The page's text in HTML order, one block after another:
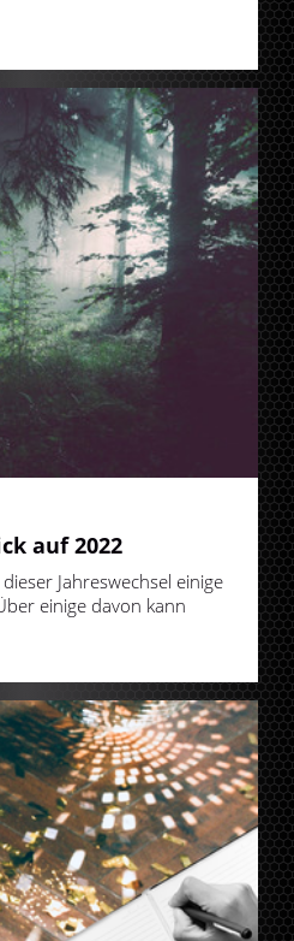
auf 2022
Jahreswechsel einige
einige davon kann